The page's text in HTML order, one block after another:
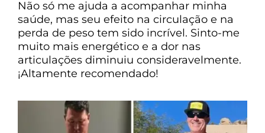
Não só me ajuda a acompanhar minha
saúde, mas seu efeito na circulação e na
perda de peso tem sido incrível. Sinto-me
muito mais energético e a dor nas
articulações diminuiu consideravelmente.
¡Altamente recomendado!